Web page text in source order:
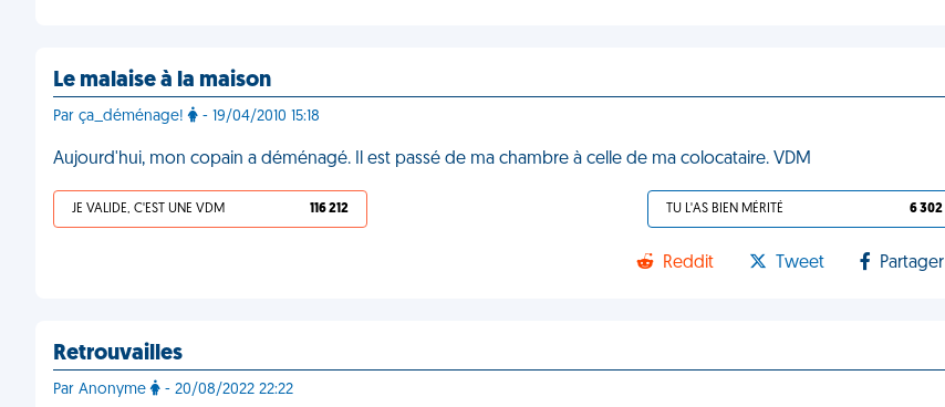
Le malaise à la maison
Par ça_déménage! - 19/04/2010 15:18
Aujourd'hui, mon copain a déménagé. Il est passé de ma chambre à celle de ma colocataire. VDM
JE VALIDE, C'EST UNE VDM 116 212 TU L'AS BIEN MÉRITÉ 6 302
Reddit Tweet Partager
Retrouvailles
Par Anonyme - 20/08/2022 22:22